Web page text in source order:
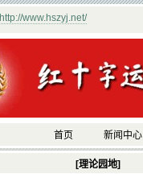
http://www.hszyj.net/
首页 新闻中心
[理论园地]